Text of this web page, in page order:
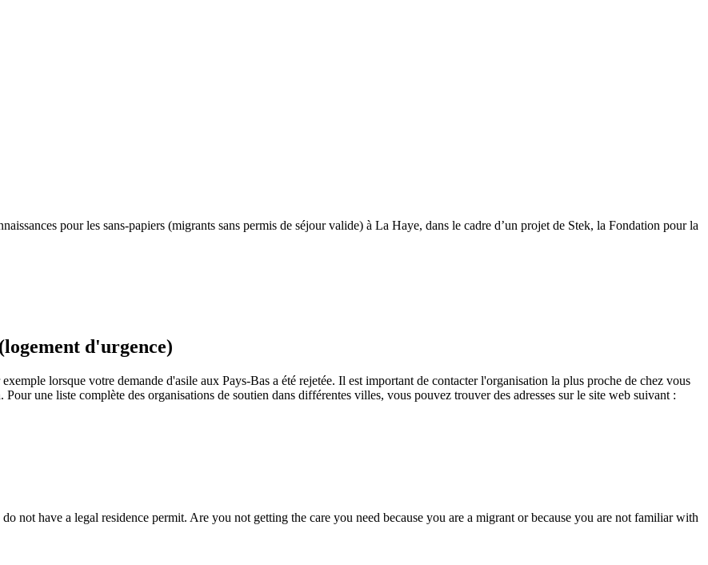
pour les sans-papiers (migrants sans permis de séjour valide) à La Haye, dans le cadre d’un projet de Stek, la Fondation pour la
d'urgence)
lorsque votre demande d'asile aux Pays-Bas a été rejetée. Il est important de contacter l'organisation la plus proche de chez vous
une liste complète des organisations de soutien dans différentes villes, vous pouvez trouver des adresses sur le site web suivant :
not have a legal residence permit. Are you not getting the care you need because you are a migrant or because you are not familiar with